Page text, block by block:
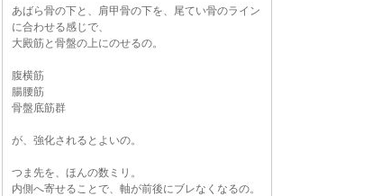
あばら骨の下と、肩甲骨の下を、尾てい骨のライン
に合わせる感じで、
大殿筋と骨盤の上にのせるの。
腹横筋
腸腰筋
骨盤底筋群
が、強化されるとよいの。
つま先を、ほんの数ミリ。
内側へ寄せることで、軸が前後にブレなくなるの。